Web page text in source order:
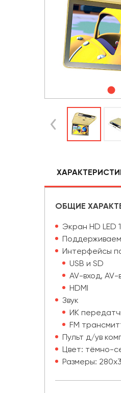
ОБЩИЕ
Экран HD LED
Интерфейсы
USB и SD
AV-вход,
HDMI
Звук
ИК
FM
Пульт д/ув
Цвет: тёмно-
Размеры: